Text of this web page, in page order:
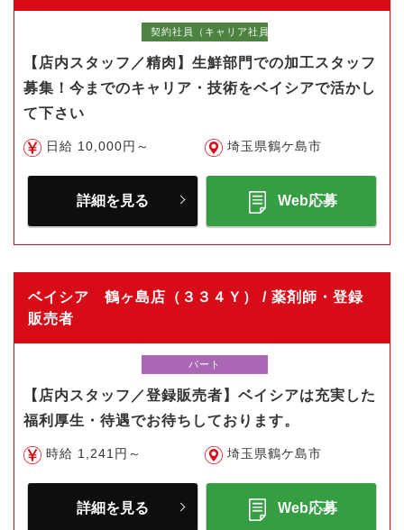
契約社員（キャリア社員）
【店内スタッフ／精肉】生鮮部門での加工スタッフ
募集！今までのキャリア・技術をベイシアで活かし
て下さい
日給 10,000円～ 埼玉県鶴ケ島市
詳細を見る Web応募
ベイシア 鶴ヶ島店（３３４Ｙ） / 薬剤師・登録
販売者
パート
【店内スタッフ／登録販売者】ベイシアは充実した
福利厚生・待遇でお待ちしております。
時給 1,241円～ 埼玉県鶴ケ島市
詳細を見る Web応募